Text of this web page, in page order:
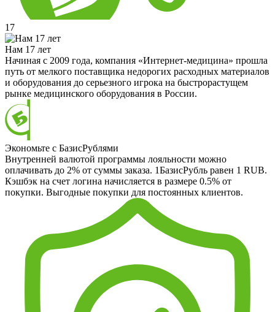
17
Нам 17 лет
Начиная с 2009 года, компания «Интернет-медицина» прошла
путь от мелкого поставщика недорогих расходных материалов
и оборудования до серьезного игрока на быстрорастущем
рынке медицинского оборудования в России.
Экономьте с БазисРублями
Внутренней валютой программы лояльности можно
оплачивать до 2% от суммы заказа. 1БазисРубль равен 1 RUB.
Кэшбэк на счет логина начисляется в размере 0.5% от
покупки. Выгодные покупки для постоянных клиентов.